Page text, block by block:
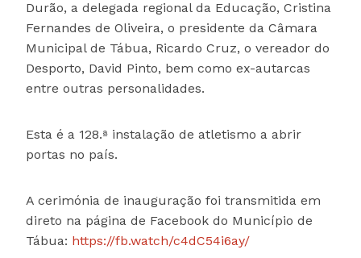
Durão, a delegada regional da Educação, Cristina
Fernandes de Oliveira, o presidente da Câmara
Municipal de Tábua, Ricardo Cruz, o vereador do
Desporto, David Pinto, bem como ex-autarcas
entre outras personalidades.
Esta é a 128.ª instalação de atletismo a abrir
portas no país.
A cerimónia de inauguração foi transmitida em
direto na página de Facebook do Município de
Tábua: https://fb.watch/c4dC54i6ay/